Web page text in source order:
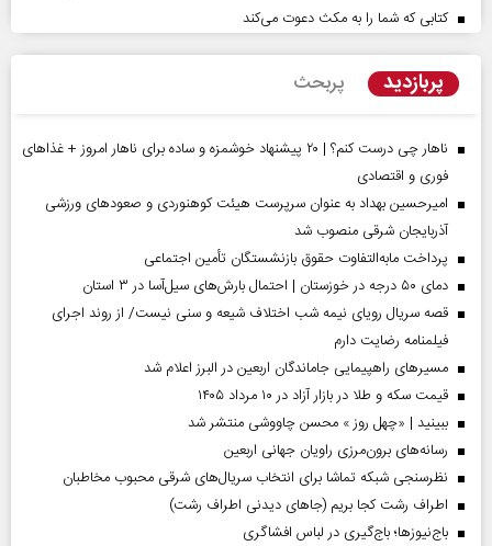
کتابی که شما را به مکث دعوت می‌کند
پربازدید پربحث
ناهار چی درست کنم؟ | ۲۰ پیشنهاد خوشمزه و ساده برای ناهار امروز + غذاهای
فوری و اقتصادی
امیرحسین بهداد به عنوان سرپرست هیئت کوهنوردی و صعودهای ورزشی
آذربایجان شرقی منصوب شد
پرداخت مابه‌التفاوت حقوق بازنشستگان تأمین اجتماعی
دمای ۵۰ درجه در خوزستان | احتمال بارش‌های سیل‌آسا در ۳ استان
قصه سریال رویای نیمه شب اختلاف شیعه و سنی نیست/ از روند اجرای
فیلمنامه رضایت دارم
مسیر‌های راهپیمایی جاماندگان اربعین در البرز اعلام شد
قیمت سکه و طلا در بازار آزاد در ۱۰ مرداد ۱۴۰۵
ببینید | «چهل روز » محسن چاووشی منتشر شد
رسانه‌های برون‌مرزی راویان جهانی اربعین
نظرسنجی شبکه تماشا برای انتخاب سریال‌های شرقی محبوب مخاطبان
اطراف رشت کجا بریم (جاهای دیدنی اطراف رشت)
باج‌نیوزها؛ باج‌گیری در لباس افشاگری